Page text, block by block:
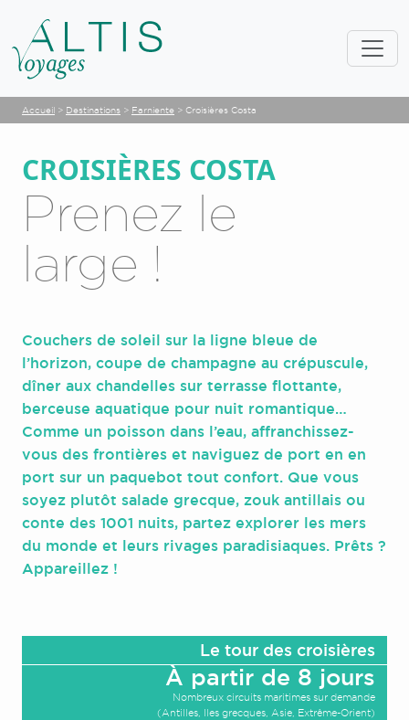
Accueil > Destinations > Farniente > Croisières Costa
CROISIÈRES COSTA
Prenez le
large !
Couchers de soleil sur la ligne bleue de
l’horizon, coupe de champagne au crépuscule,
dîner aux chandelles sur terrasse flottante,
berceuse aquatique pour nuit romantique…
Comme un poisson dans l’eau, affranchissez-
vous des frontières et naviguez de port en en
port sur un paquebot tout confort. Que vous
soyez plutôt salade grecque, zouk antillais ou
conte des 1001 nuits, partez explorer les mers
du monde et leurs rivages paradisiaques. Prêts ?
Appareillez !
Le tour des croisières
À partir de 8 jours
Nombreux circuits maritimes sur demande
(Antilles, Iles grecques, Asie, Extrême-Orient)